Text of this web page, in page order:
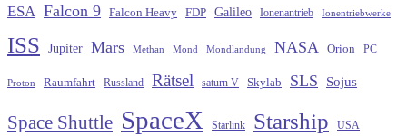
ESA Falcon 9 Falcon Heavy FDP Galileo Ionenantrieb Ionentriebwerke
ISS Jupiter Mars Methan Mond Mondlandung NASA Orion PC
Proton Raumfahrt Russland Rätsel saturn V Skylab SLS Sojus
Space Shuttle SpaceX Starlink Starship USA